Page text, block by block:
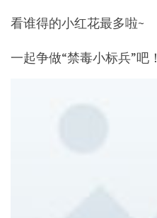
看谁得的小红花最多啦~
一起争做“禁毒小标兵”吧！